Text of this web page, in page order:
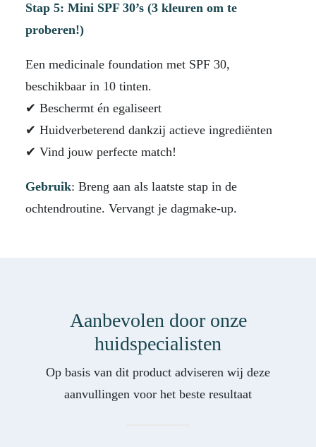
Stap 5: Mini SPF 30’s (3 kleuren om te
proberen!)
Een medicinale foundation met SPF 30,
beschikbaar in 10 tinten.
✔ Beschermt én egaliseert
✔ Huidverbeterend dankzij actieve ingrediënten
✔ Vind jouw perfecte match!
Gebruik: Breng aan als laatste stap in de
ochtendroutine. Vervangt je dagmake-up.
Aanbevolen door onze
huidspecialisten
Op basis van dit product adviseren wij deze
aanvullingen voor het beste resultaat